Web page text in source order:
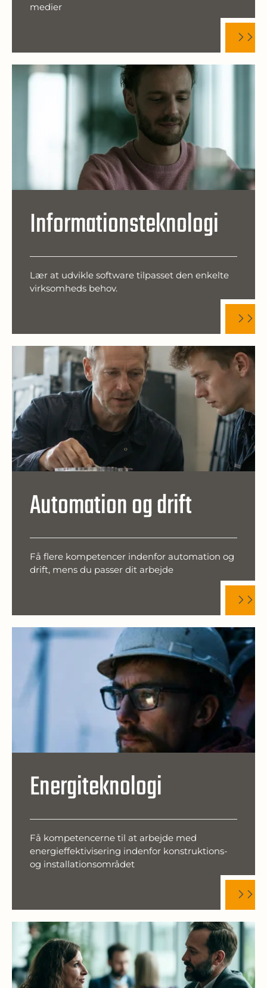
medier
Informationsteknologi
Lær at udvikle software tilpasset den enkelte
virksomheds behov.
Automation og drift
Få flere kompetencer indenfor automation og
drift, mens du passer dit arbejde
Energiteknologi
Få kompetencerne til at arbejde med
energieffektivisering indenfor konstruktions-
og installationsområdet